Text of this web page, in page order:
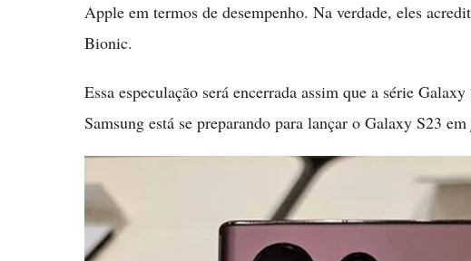
Apple em termos de desempenho. Na verdade, eles
Bionic.
Essa especulação será encerrada assim que a série
Samsung está se preparando para lançar o Galaxy S23